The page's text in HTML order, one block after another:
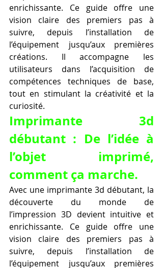
enrichissante. Ce guide offre une
vision claire des premiers pas à
suivre, depuis l’installation de
l’équipement jusqu’aux premières
créations. Il accompagne les
utilisateurs dans l’acquisition de
compétences techniques de base,
tout en stimulant la créativité et la
curiosité.
Imprimante 3d
débutant : De l’idée à
l’objet imprimé,
comment ça marche.
Avec une imprimante 3d débutant, la
découverte du monde de
l’impression 3D devient intuitive et
enrichissante. Ce guide offre une
vision claire des premiers pas à
suivre, depuis l’installation de
l’équipement jusqu’aux premières